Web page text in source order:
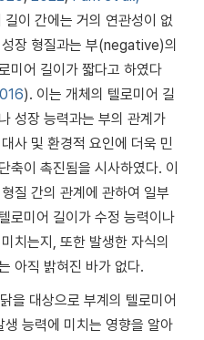
이 간에는 거의 연관성이 없
장 형질과는 부(negative)의
미어 길이가 짧다고 하였다
). 이는 개체의 텔로미어 길
성장 능력과는 부의 관계가
사 및 환경적 요인에 더욱 민
축이 촉진됨을 시사하였다. 이
질 간의 관계에 관하여 일부
로미어 길이가 수정 능력이나
치는지, 또한 발생한 자식의
아직 밝혀진 바가 없다.
을 대상으로 부계의 텔로미어
능력에 미치는 영향을 알아